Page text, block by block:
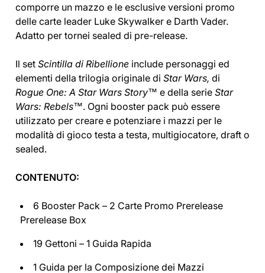
comporre un mazzo e le esclusive versioni promo
delle carte leader Luke Skywalker e Darth Vader.
Adatto per tornei sealed di pre-release.
Il set Scintilla di Ribellione include personaggi ed
elementi della trilogia originale di Star Wars, di
Rogue One: A Star Wars Story™ e della serie Star
Wars: Rebels™. Ogni booster pack può essere
utilizzato per creare e potenziare i mazzi per le
modalità di gioco testa a testa, multigiocatore, draft o
sealed.
CONTENUTO:
6 Booster Pack – 2 Carte Promo Prerelease
Prerelease Box
19 Gettoni – 1 Guida Rapida
1 Guida per la Composizione dei Mazzi